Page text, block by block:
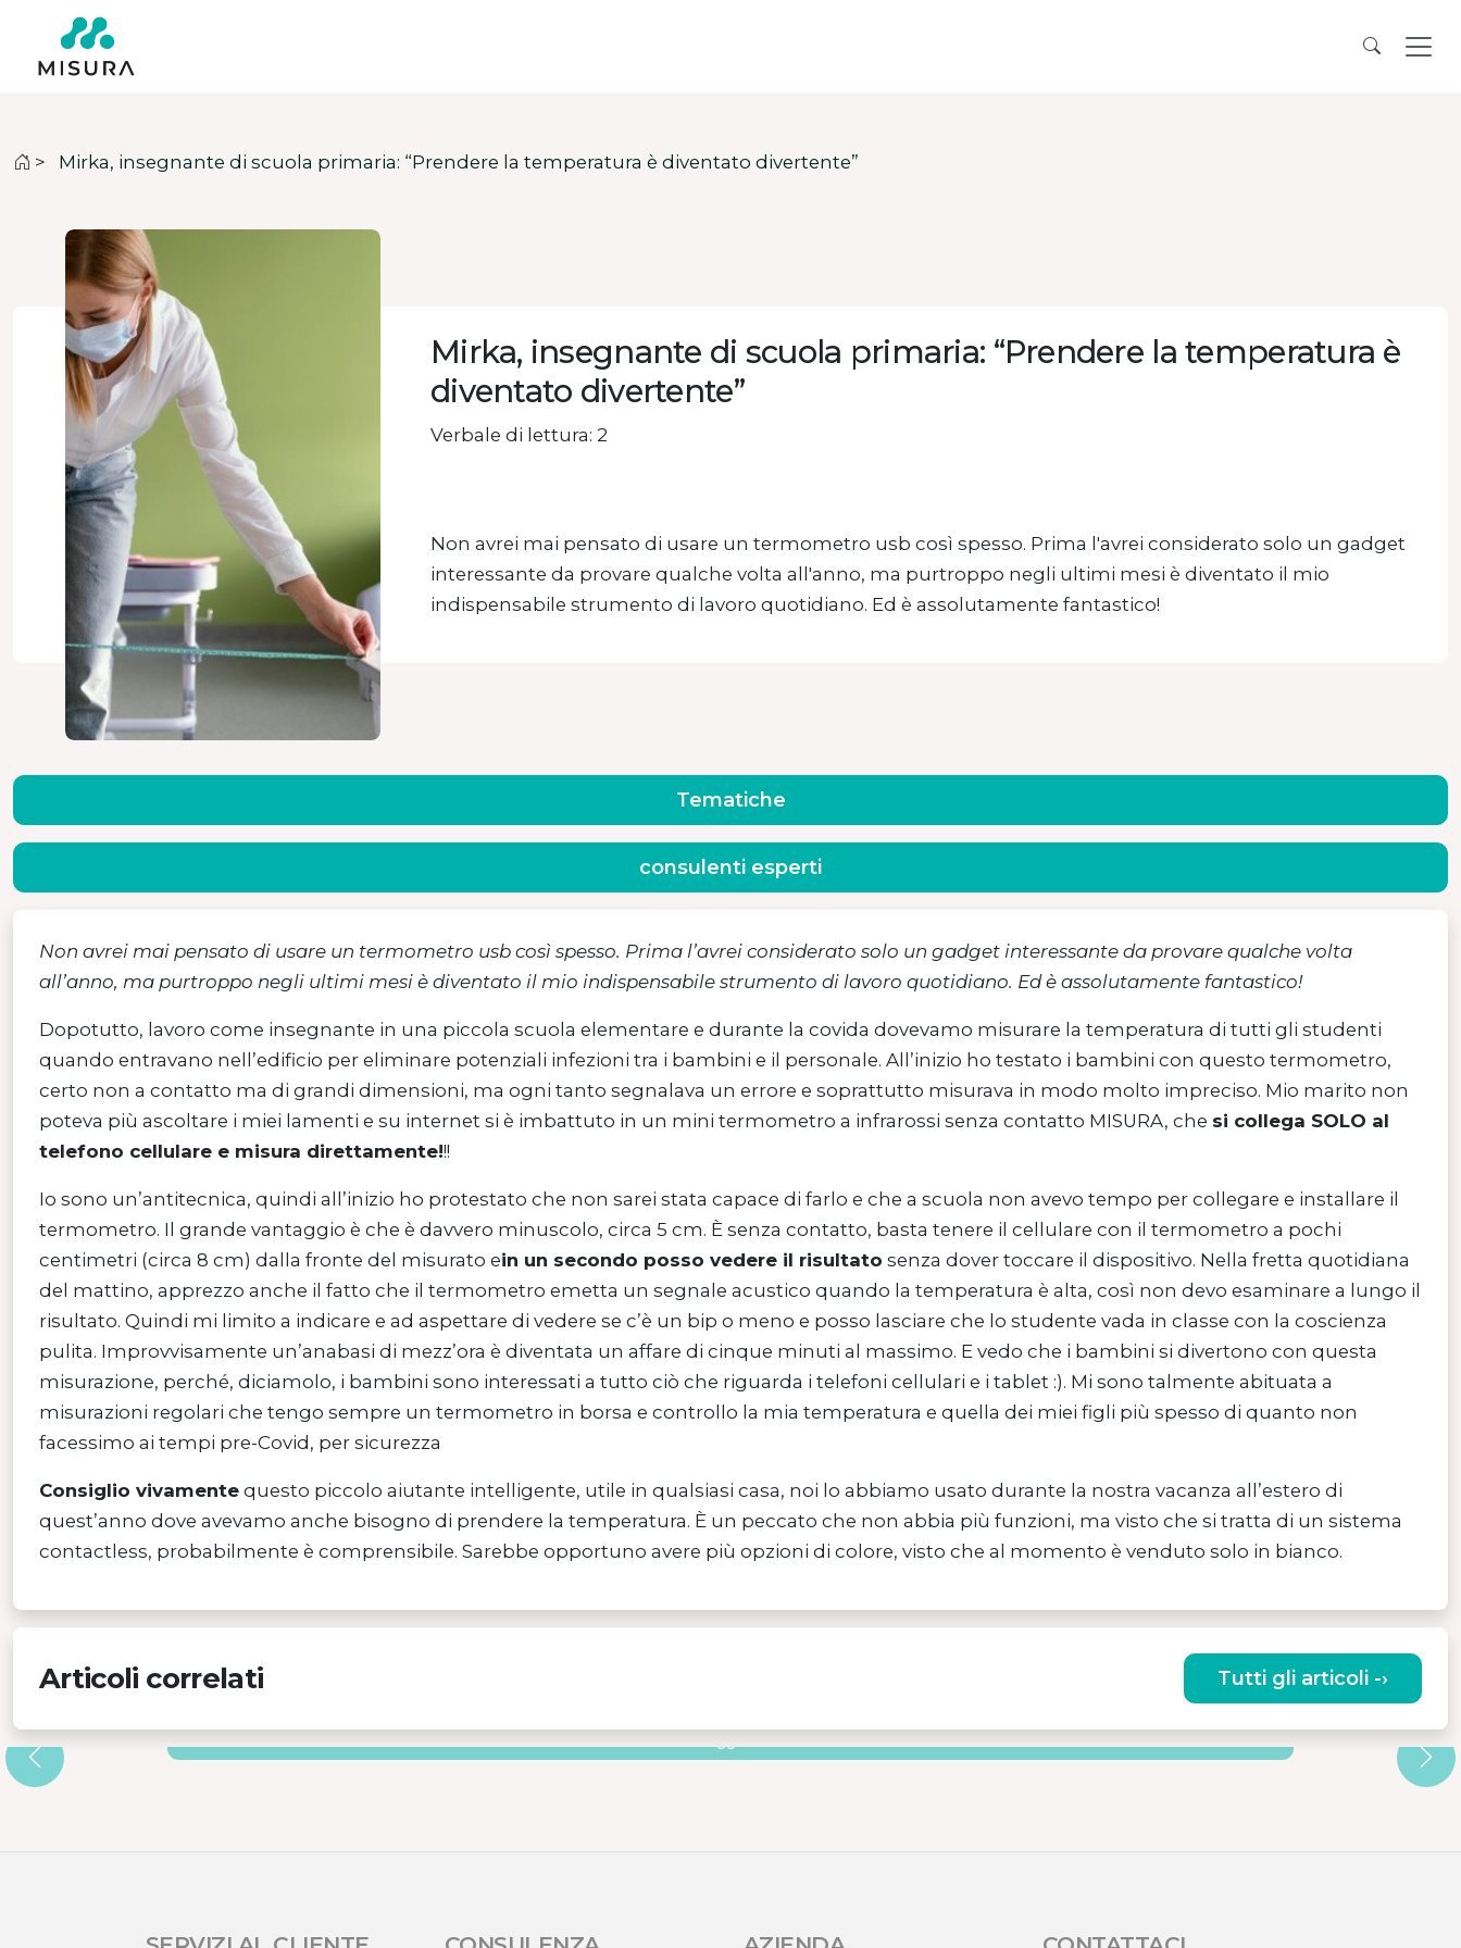
> Mirka, insegnante di scuola primaria: “Prendere la temperatura è diventato divertente”
Mirka, insegnante di scuola primaria: “Prendere la temperatura è
diventato divertente”
Verbale di lettura: 2
Non avrei mai pensato di usare un termometro usb così spesso. Prima l'avrei considerato solo un gadget
interessante da provare qualche volta all'anno, ma purtroppo negli ultimi mesi è diventato il mio
indispensabile strumento di lavoro quotidiano. Ed è assolutamente fantastico!
Non avrei mai pensato di usare un termometro usb così spesso. Prima l’avrei considerato solo un gadget interessante da provare qualche volta
all’anno, ma purtroppo negli ultimi mesi è diventato il mio indispensabile strumento di lavoro quotidiano. Ed è assolutamente fantastico!
Dopotutto, lavoro come insegnante in una piccola scuola elementare e durante la covida dovevamo misurare la temperatura di tutti gli studenti
quando entravano nell’edificio per eliminare potenziali infezioni tra i bambini e il personale. All’inizio ho testato i bambini con questo termometro,
certo non a contatto ma di grandi dimensioni, ma ogni tanto segnalava un errore e soprattutto misurava in modo molto impreciso. Mio marito non
poteva più ascoltare i miei lamenti e su internet si è imbattuto in un mini termometro a infrarossi senza contatto MISURA, che si collega SOLO al
telefono cellulare e misura direttamente!!!
Io sono un’antitecnica, quindi all’inizio ho protestato che non sarei stata capace di farlo e che a scuola non avevo tempo per collegare e installare il
termometro. Il grande vantaggio è che è davvero minuscolo, circa 5 cm. È senza contatto, basta tenere il cellulare con il termometro a pochi
centimetri (circa 8 cm) dalla fronte del misurato ein un secondo posso vedere il risultato senza dover toccare il dispositivo. Nella fretta quotidiana
del mattino, apprezzo anche il fatto che il termometro emetta un segnale acustico quando la temperatura è alta, così non devo esaminare a lungo il
risultato. Quindi mi limito a indicare e ad aspettare di vedere se c’è un bip o meno e posso lasciare che lo studente vada in classe con la coscienza
pulita. Improvvisamente un’anabasi di mezz’ora è diventata un affare di cinque minuti al massimo. E vedo che i bambini si divertono con questa
misurazione, perché, diciamolo, i bambini sono interessati a tutto ciò che riguarda i telefoni cellulari e i tablet :). Mi sono talmente abituata a
misurazioni regolari che tengo sempre un termometro in borsa e controllo la mia temperatura e quella dei miei figli più spesso di quanto non
facessimo ai tempi pre-Covid, per sicurezza
Consiglio vivamente questo piccolo aiutante intelligente, utile in qualsiasi casa, noi lo abbiamo usato durante la nostra vacanza all’estero di
quest’anno dove avevamo anche bisogno di prendere la temperatura. È un peccato che non abbia più funzioni, ma visto che si tratta di un sistema
contactless, probabilmente è comprensibile. Sarebbe opportuno avere più opzioni di colore, visto che al momento è venduto solo in bianco.
Tematiche
consulenti esperti
Articoli correlati Tutti gli articoli -›
TERMOMETRI MOBILI INTELLIGENTI MISURA – MISURAZIONI FACILI E CONVENIENTI